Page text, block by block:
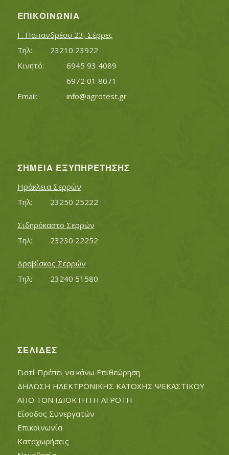
ΕΠΙΚΟΙΝΩΝΊΑ
Γ. Παπανδρέου 23, Σέρρες
Τηλ:		23210 23922
Κινητό:		6945 93 4089
			6972 01 8071
info@agrotest.gr
ΣΗΜΕΊΑ ΕΞΥΠΗΡΈΤΗΣΗΣ
Ηράκλεια Σερρών
Τηλ:		23250 25222
Σιδηρόκαστο Σερρών
Τηλ:		23230 22252
Δραβίσκος Σερρών
Τηλ:		23240 51580
ΣΕΛΊΔΕΣ
Γιατί Πρέπει να κάνω Επιθεώρηση
ΔΗΛΩΣΗ ΗΛΕΚΤΡΟΝΙΚΗΣ ΚΑΤΟΧΗΣ ΨΕΚΑΣΤΙΚΟΥ
ΑΠΟ ΤΟΝ ΙΔΙΟΚΤΗΤΗ ΑΓΡΟΤΗ
Είσοδος Συνεργατών
Επικοινωνία
Καταχωρήσεις